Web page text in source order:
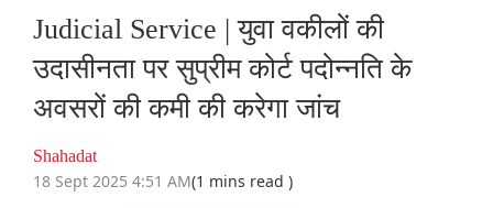
Judicial Service | युवा वकीलों की
उदासीनता पर सुप्रीम कोर्ट पदोन्नति के
अवसरों की कमी की करेगा जांच
Shahadat
18 Sept 2025 4:51 AM(1 mins read )